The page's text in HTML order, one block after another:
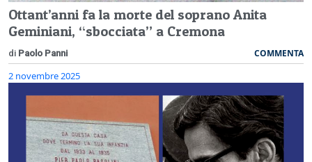
Ottant’anni fa la morte del soprano Anita
Geminiani, “sbocciata” a Cremona
di Paolo Panni COMMENTA
2 novembre 2025